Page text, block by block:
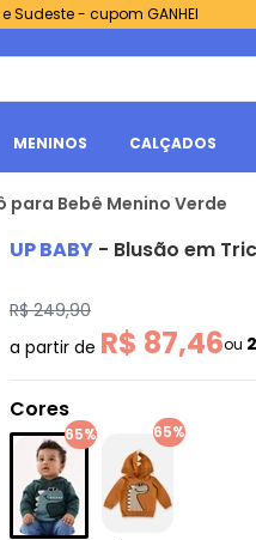
Sudeste - cupom GANHEI
MENINOS CALÇADOS
para Bebê Menino Verde
UP BABY - Blusão em
R$ 249,90
a partir de R$ 87,46ou
Cores
65% 65%